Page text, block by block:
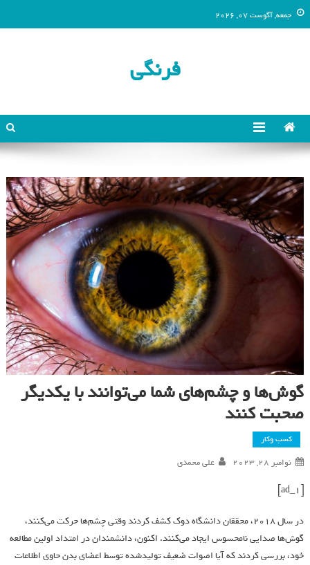
جمعه, آگوست 07, 2026
فرنگی
گوش‌‌ها و چشم‌های شما می‌توانند با یکدیگر
صحبت ‌کنند
کسب وکار
نوامبر 28, 2023 علی محمدی
در سال 2018، محققان دانشگاه دوک کشف کردند وقتی چشم‌ها حرکت می‌کنند،
گوش‌ها صدایی نامحسوس ایجاد می‌کنند. اکنون، دانشمندان در امتداد اولین مطالعه
خود، بررسی کردند که آیا اصوات ضعیف تولیدشده توسط اعضای بدن حاوی اطلاعات